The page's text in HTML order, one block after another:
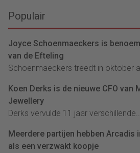
Populair
Joyce Schoenmaeckers is
van de Efteling
Schoenmaeckers treedt in oktober
Koen Derks is de nieuwe CFO van
Jewellery
Derks vervulde 11 jaar
Meerdere partijen hebben Arcadis
als een verzwakt koopje